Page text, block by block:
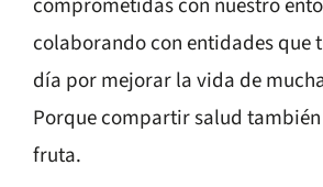
comprometidas con nuestro
colaborando con entidades que
día por mejorar la vida de
Porque compartir salud
fruta.